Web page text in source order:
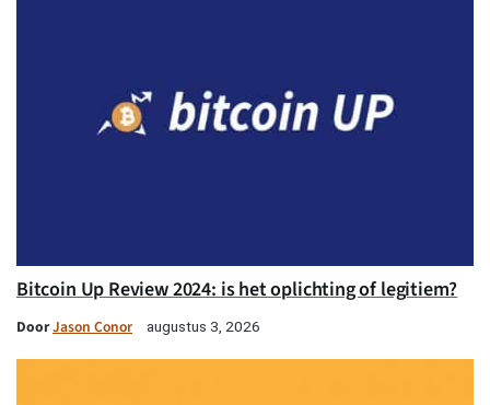
Bitcoin Up Review 2024: is het oplichting of legitiem?
DoorJason Conor augustus 3, 2026